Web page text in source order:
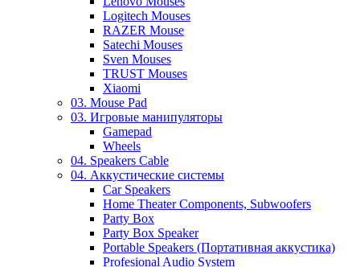
Logitech Mouses
RAZER Mouse
Satechi Mouses
Sven Mouses
TRUST Mouses
Xiaomi
03. Mouse Pad
03. Игровые манипуляторы
Gamepad
Wheels
04. Speakers Cable
04. Аккустические системы
Car Speakers
Home Theater Components, Subwoofers
Party Box
Party Box Speaker
Portable Speakers (Портативная аккустика)
Profesional Audio System